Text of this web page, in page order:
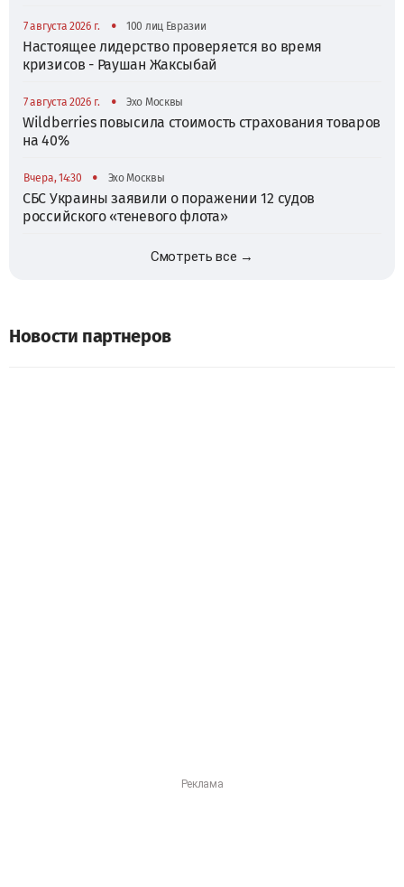
7 августа 2026 г. • 100 лиц Евразии
Настоящее лидерство проверяется во время
кризисов - Раушан Жаксыбай
7 августа 2026 г. • Эхо Москвы
Wildberries повысила стоимость страхования товаров
на 40%
Вчера, 14:30 • Эхо Москвы
СБС Украины заявили о поражении 12 судов
российского «теневого флота»
Смотреть все →
Новости партнеров